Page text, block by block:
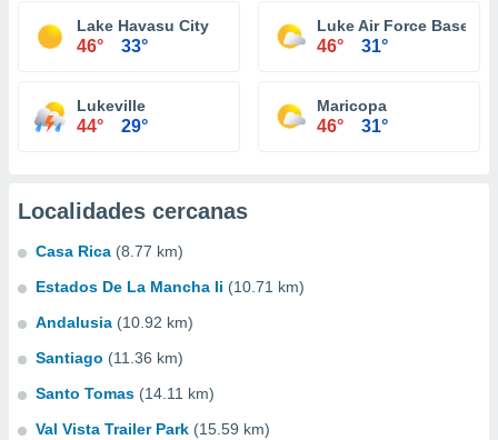
Lake Havasu City
46° 33°
Luke Air Force Base
46° 31°
Lukeville
44° 29°
Maricopa
46° 31°
Localidades cercanas
Casa Rica (8.77 km)
Estados De La Mancha Ii (10.71 km)
Andalusia (10.92 km)
Santiago (11.36 km)
Santo Tomas (14.11 km)
Val Vista Trailer Park (15.59 km)